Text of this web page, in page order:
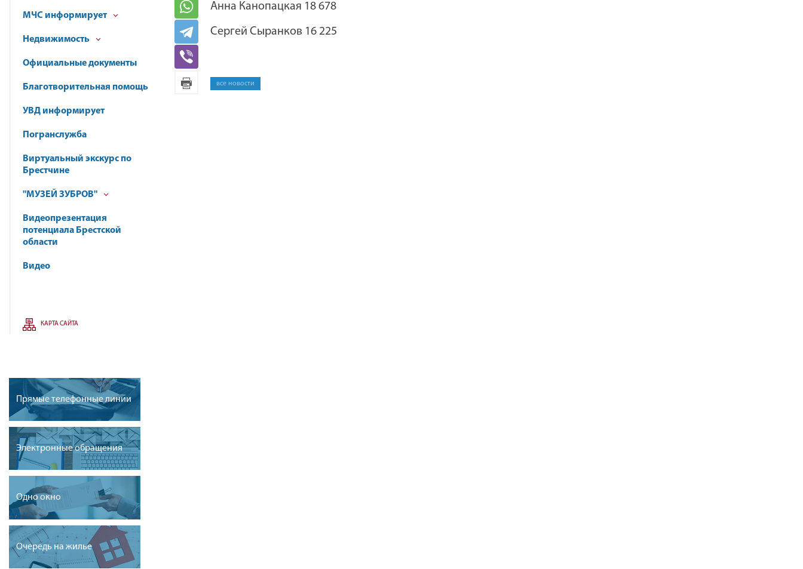
МЧС информирует
Недвижимость
Официальные документы
Благотворительная помощь
УВД информирует
Погранслужба
Виртуальный экскурс по
Брестчине
"МУЗЕЙ ЗУБРОВ"
Видеопрезентация
потенциала Брестской
области
Видео
КАРТА САЙТА
Прямые телефонные линии
Электронные обращения
Одно окно
Очередь на жилье
Анна Канопацкая 18 678
Сергей Сыранков 16 225
все новости